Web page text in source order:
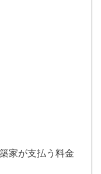
家が支払う料金